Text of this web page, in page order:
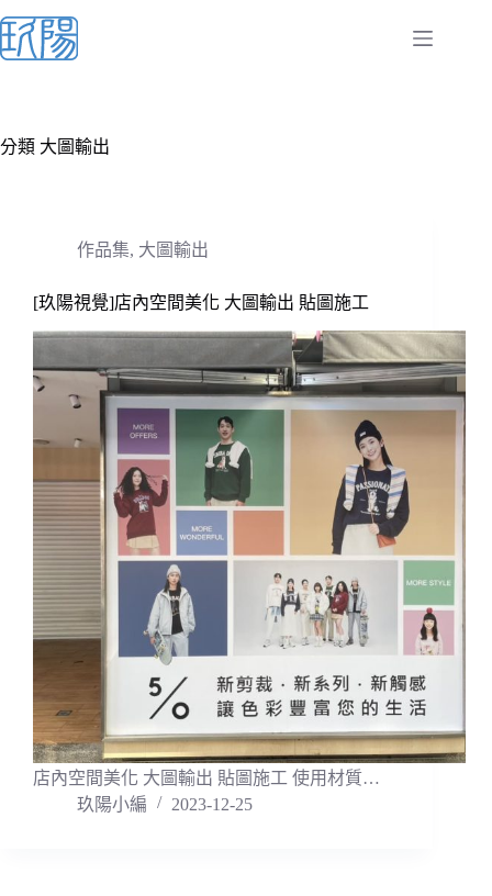
跳
至
主
容
分類 大圖輸出
作品集, 大圖輸出
[玖陽視覺]店內空間美化 大圖輸出 貼圖施工
店內空間美化 大圖輸出 貼圖施工 使用材質…
玖陽小編
2023-12-25